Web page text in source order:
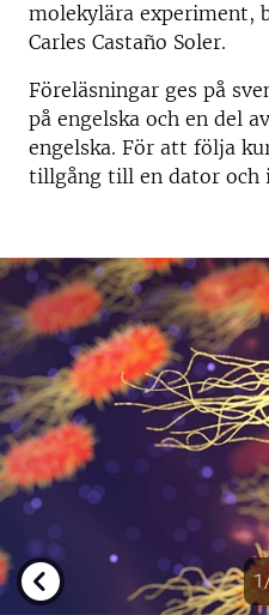
molekylära experiment,
Carles Castaño Soler.
Föreläsningar ges på
på engelska och en del
engelska. För att följa
tillgång till en dator och